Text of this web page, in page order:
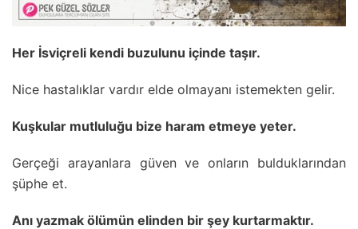
Her İsviçreli kendi buzulunu içinde taşır.
Nice hastalıklar vardır elde olmayanı istemekten gelir.
Kuşkular mutluluğu bize haram etmeye yeter.
Gerçeği arayanlara güven ve onların bulduklarından
şüphe et.
Anı yazmak ölümün elinden bir şey kurtarmaktır.